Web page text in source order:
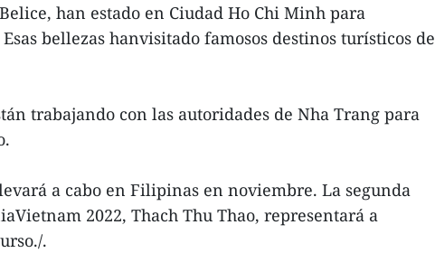
han estado en Ciudad Ho Chi Minh para
bellezas hanvisitado famosos destinos turísticos de
trabajando con las autoridades de Nha Trang para
a cabo en Filipinas en noviembre. La segunda
2022, Thach Thu Thao, representará a
.